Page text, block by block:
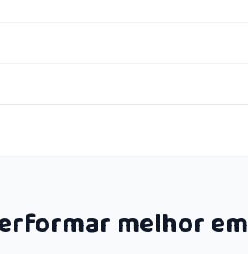
melhor